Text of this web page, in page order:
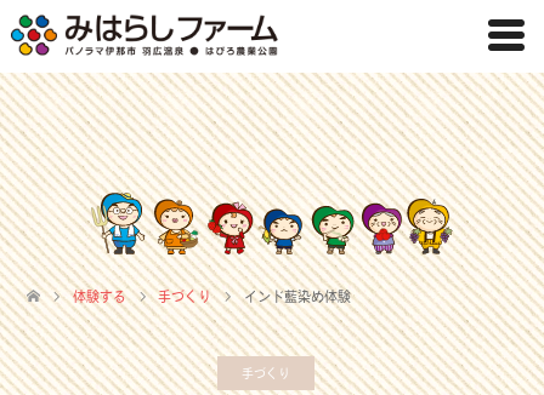
体験する 手づくり インド藍染め体験
手づくり